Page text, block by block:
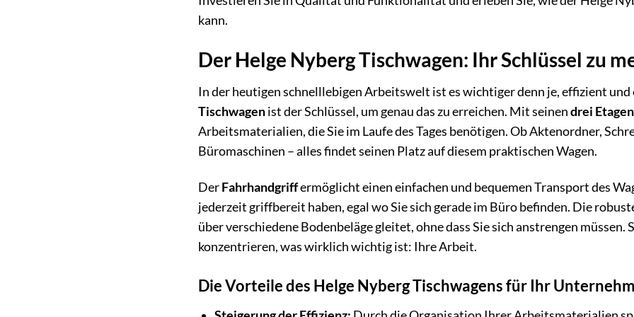
kann.
Der Helge Nyberg Tischwagen: Ihr Schlüssel zu
In der heutigen schnelllebigen Arbeitswelt ist es wichtiger denn je, effizient
Tischwagenist der Schlüssel, um genau das zu erreichen. Mit seinendrei Etagen
Arbeitsmaterialien, die Sie im Laufe des Tages benötigen. Ob Aktenordner,
Büromaschinen – alles findet seinen Platz auf diesem praktischen Wagen.
DerFahrhandgriffermöglicht einen einfachen und bequemen Transport des
jederzeit griffbereit haben, egal wo Sie sich gerade im Büro befinden. Die
über verschiedene Bodenbeläge gleitet, ohne dass Sie sich anstrengen müssen.
konzentrieren, was wirklich wichtig ist: Ihre Arbeit.
Die Vorteile des Helge Nyberg Tischwagens für Ihr